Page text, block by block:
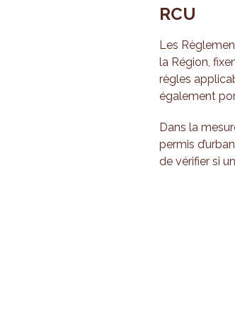
RCU
Les
la Région,
règles
également
Dans la
permis
de vérifier si